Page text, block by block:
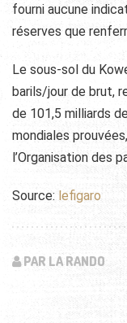
fourni aucune
réserves que
Le sous-sol du
barils/jour de brut,
de 101,5 milliards
mondiales
l’Organisation des
Source: lefigaro
PAR LA RANDO